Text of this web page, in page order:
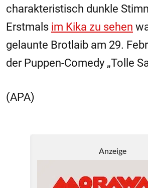
charakteristisch dunkle
Erstmals im Kika zu sehen
gelaunte Brotlaib am 29.
der Puppen-Comedy „Tolle
(APA)
Anzeige